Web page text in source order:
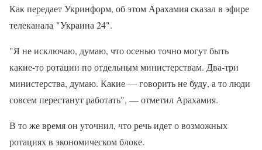
Как передает Укринформ, об этом Арахамия сказал в эфире
телеканала "Украина 24".
"Я не исключаю, думаю, что осенью точно могут быть
какие-то ротации по отдельным министерствам. Два-три
министерства, думаю. Какие — говорить не буду, а то люди
совсем перестанут работать", — отметил Арахамия.
В то же время он уточнил, что речь идет о возможных
ротациях в экономическом блоке.